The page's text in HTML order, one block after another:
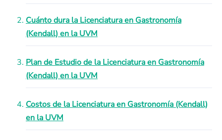
Cuánto dura la Licenciatura en Gastronomía
(Kendall) en la UVM
Plan de Estudio de la Licenciatura en Gastronomía
(Kendall) en la UVM
Costos de la Licenciatura en Gastronomía (Kendall)
en la UVM